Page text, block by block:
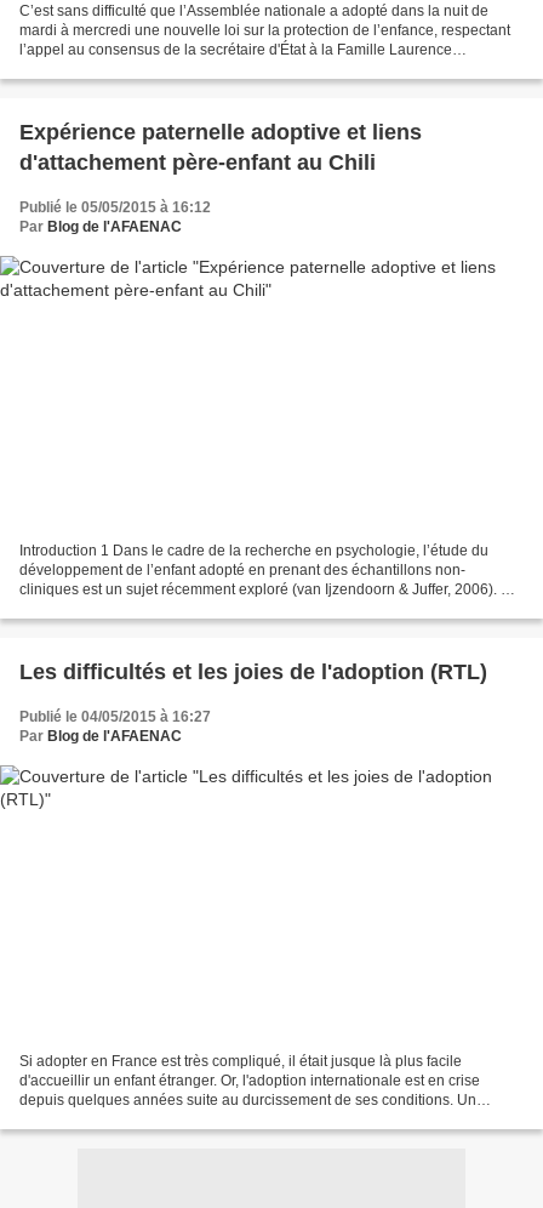
C’est sans difficulté que l’Assemblée nationale a adopté dans la nuit de
mardi à mercredi une nouvelle loi sur la protection de l’enfance, respectant
l’appel au consensus de la secrétaire d'État à la Famille Laurence
Expérience paternelle adoptive et liens
d'attachement père-enfant au Chili
Publié le 05/05/2015 à 16:12
Par Blog de l'AFAENAC
Introduction 1 Dans le cadre de la recherche en psychologie, l’étude du
développement de l’enfant adopté en prenant des échantillons non-
cliniques est un sujet récemment exploré (van Ijzendoorn & Juffer, 2006). De
Les difficultés et les joies de l'adoption (RTL)
Publié le 04/05/2015 à 16:27
Par Blog de l'AFAENAC
Si adopter en France est très compliqué, il était jusque là plus facile
d'accueillir un enfant étranger. Or, l'adoption internationale est en crise
depuis quelques années suite au durcissement de ses conditions. Un